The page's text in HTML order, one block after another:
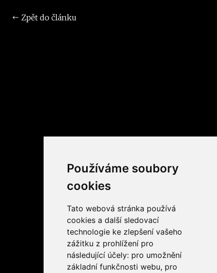
Používáme soubory
cookies
Tato webová stránka používá
cookies a další sledovací
technologie ke zlepšení vašeho
zážitku z prohlížení pro
následující účely: pro umožnění
základní funkčnosti webu, pro
Zpět do článku